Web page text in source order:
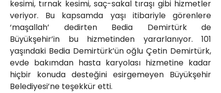
kesimi, tırnak kesimi, saç-sakal tıraşı gibi hizmetler
veriyor. Bu kapsamda yaşı itibariyle görenlere
‘maşallah’ dedirten Bedia Demirtürk de
Büyükşehir’in bu hizmetinden yararlanıyor. 101
yaşındaki Bedia Demirtürk’ün oğlu Çetin Demirtürk,
evde bakımdan hasta karyolası hizmetine kadar
hiçbir konuda desteğini esirgemeyen Büyükşehir
Belediyesi’ne teşekkür etti.